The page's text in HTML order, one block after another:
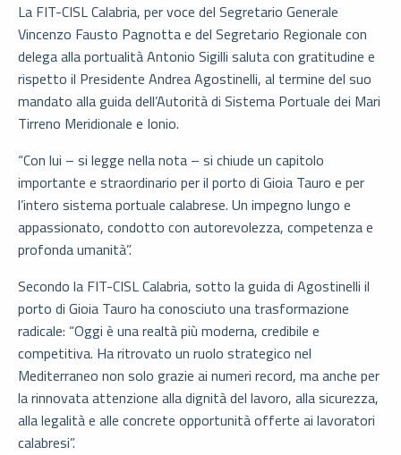
La FIT-CISL Calabria, per voce del Segretario Generale
Vincenzo Fausto Pagnotta e del Segretario Regionale con
delega alla portualità Antonio Sigilli saluta con gratitudine e
rispetto il Presidente Andrea Agostinelli, al termine del suo
mandato alla guida dell’Autorità di Sistema Portuale dei Mari
Tirreno Meridionale e Ionio.
“Con lui – si legge nella nota – si chiude un capitolo
importante e straordinario per il porto di Gioia Tauro e per
l’intero sistema portuale calabrese. Un impegno lungo e
appassionato, condotto con autorevolezza, competenza e
profonda umanità”.
Secondo la FIT-CISL Calabria, sotto la guida di Agostinelli il
porto di Gioia Tauro ha conosciuto una trasformazione
radicale: “Oggi è una realtà più moderna, credibile e
competitiva. Ha ritrovato un ruolo strategico nel
Mediterraneo non solo grazie ai numeri record, ma anche per
la rinnovata attenzione alla dignità del lavoro, alla sicurezza,
alla legalità e alle concrete opportunità offerte ai lavoratori
calabresi”.